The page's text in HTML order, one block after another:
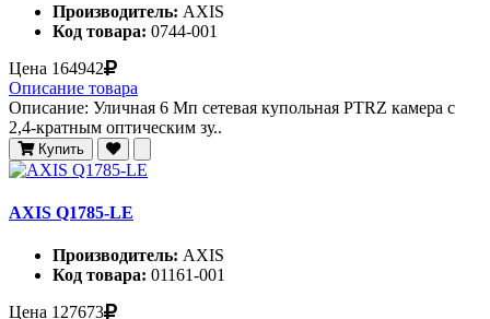
Производитель: AXIS
Код товара: 0744-001
Цена 164942
Описание товара
Описание: Уличная 6 Мп сетевая купольная PTRZ камера с
2,4-кратным оптическим зу..
Купить
AXIS Q1785-LE
Производитель: AXIS
Код товара: 01161-001
Цена 127673